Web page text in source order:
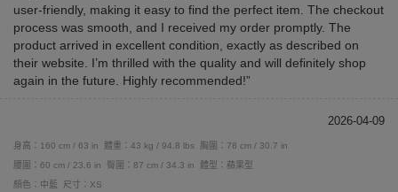
user-friendly, making it easy to find the perfect item. The checkout
process was smooth, and I received my order promptly. The
product arrived in excellent condition, exactly as described on
their website. I’m thrilled with the quality and will definitely shop
again in the future. Highly recommended!”
2026-04-09
身高：160 cm / 63 in 體重：43 kg / 94.8 lbs
胸圍：78 cm / 30.7 in
腰圍：60 cm / 23.6 in
臀圍：87 cm / 34.3 in
體型：蘋果型
顏色：中藍
尺寸：XS